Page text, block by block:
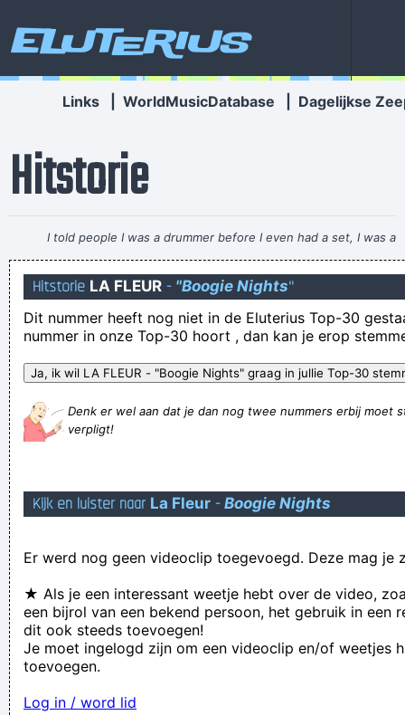
Eluterius
Links WorldMusicDatabase Dagelijkse
Hitstorie
I told people I was a drummer before I even had a set, I was a
mental drummer.~ Keith Moon
allez nu hoe gaat da er uitzien als die seeventich is! hij hed
nog fraaie rijkelijk omringde zaken op nek en gezigt staan
staan presies!
DAN LAAT IK MEESTAL GEWOON EEN SCHEET!!!!
stinkt het ook een beetje. Vorig weekend heb ik onveilig
doos dirk berm merk meer krik
lol tis al 1-0 comen kortrijk xd
Als je een 'pistolet' voor je neus krijgt, is je broodje
gebakken.
aangezien jij geestelijk niet helemaal gezond in elkaar steekt
Dik Advokaat zei: 'Nou, dan had ik zoiets van...tja.' - eens te
meer een bewijs dat 't een leegheaufdige zaque is
Hitstorie LA FLEUR - "Boogie Nights"
Dit nummer heeft nog niet in de Eluterius Top-30
nummer in onze Top-30 hoort , dan kan je erop
Denk er wel aan dat je dan nog twee nummers erbij moet
verpligt!
Kijk en luister naar La Fleur - Boogie Nights
Er werd nog geen videoclip toegevoegd. Deze mag je
★ Als je een interessant weetje hebt over de video,
een bijrol van een bekend persoon, het gebruik in een
dit ook steeds toevoegen!
Je moet ingelogd zijn om een videoclip en/of weetjes
toevoegen.
Log in / word lid